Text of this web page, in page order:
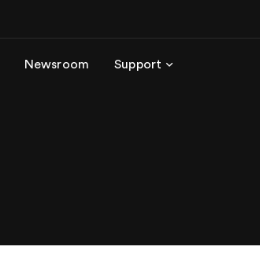
Newsroom Support